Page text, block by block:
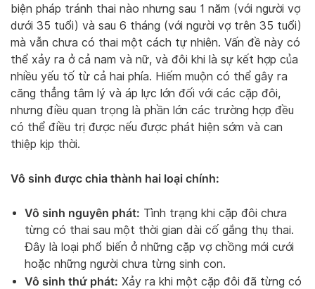
biện pháp tránh thai nào nhưng sau 1 năm (với người vợ
dưới 35 tuổi) và sau 6 tháng (với người vợ trên 35 tuổi)
mà vẫn chưa có thai một cách tự nhiên. Vấn đề này có
thể xảy ra ở cả nam và nữ, và đôi khi là sự kết hợp của
nhiều yếu tố từ cả hai phía. Hiếm muộn có thể gây ra
căng thẳng tâm lý và áp lực lớn đối với các cặp đôi,
nhưng điều quan trọng là phần lớn các trường hợp đều
có thể điều trị được nếu được phát hiện sớm và can
thiệp kịp thời.
Vô sinh được chia thành hai loại chính:
Vô sinh nguyên phát: Tình trạng khi cặp đôi chưa
từng có thai sau một thời gian dài cố gắng thụ thai.
Đây là loại phổ biến ở những cặp vợ chồng mới cưới
hoặc những người chưa từng sinh con.
Vô sinh thứ phát: Xảy ra khi một cặp đôi đã từng có